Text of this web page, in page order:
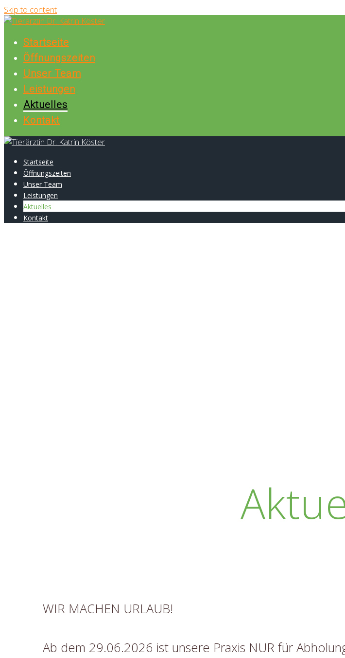
Skip to content
Startseite
Öffnungszeiten
Unser Team
Leistungen
Aktuelles
Kontakt
Startseite
Öffnungszeiten
Unser Team
Leistungen
Aktuelles
Kontakt
WIR MACHEN URLAUB!
Ab dem 29.06.2026 ist unsere Praxis NUR für